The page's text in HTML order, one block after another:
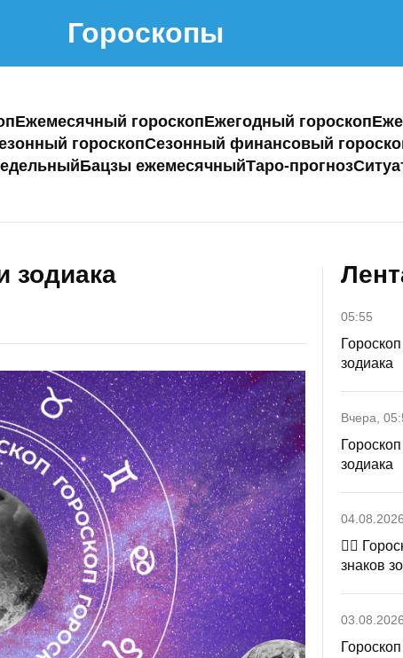
Гороскопы
Ежемесячный гороскопЕжегодный гороскоп
гороскопСезонный финансовый
Бацзы ежемесячныйТаро-прогноз
зодиака
05:55
зодиака
Вчера,
зодиака
04.08.2026
🧙‍♀
знаков
03.08.2026